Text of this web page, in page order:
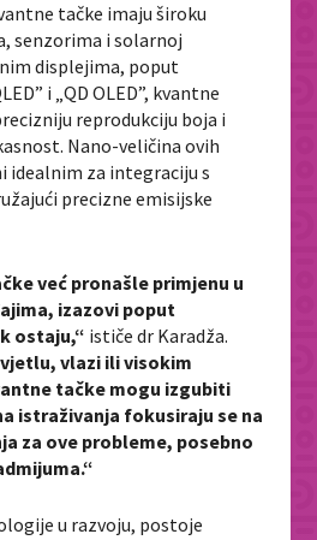
tačke imaju široku
senzorima i solarnoj
displejima, poput
i „QD OLED”, kvantne
reprodukciju boja i
Nano-veličina ovih
idealnim za integraciju s
precizne emisijske
već pronašle primjenu u
izazovi poput
ostaju,“ ističe dr Karadža.
vlazi ili visokim
tačke mogu izgubiti
istraživanja fokusiraju se na
za ove probleme, posebno
u razvoju, postoje